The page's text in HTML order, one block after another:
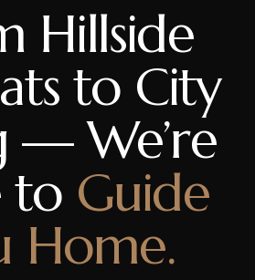
Hillside
to City
— We’re
to Guide
Home.